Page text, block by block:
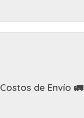
Costos de Envío 🚛